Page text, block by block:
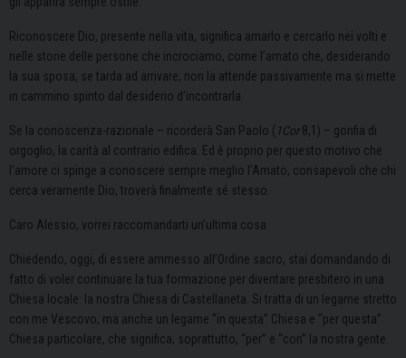
Riconoscere Dio, presente nella vita, significa amarlo e cercarlo nei volti e
nelle storie delle persone che incrociamo, come l’amato che, desiderando
la sua sposa, se tarda ad arrivare, non la attende passivamente ma si mette
in cammino spinto dal desiderio d’incontrarla.
Se la conoscenza-razionale – ricorderà San Paolo ( 1Cor8,1) – gonfia di
orgoglio, la carità al contrario edifica. Ed è proprio per questo motivo che
l’amore ci spinge a conoscere sempre meglio l’Amato, consapevoli che chi
cerca veramente Dio, troverà finalmente sé stesso.
Caro Alessio, vorrei raccomandarti un’ultima cosa.
Chiedendo, oggi, di essere ammesso all’Ordine sacro, stai domandando di
fatto di voler continuare la tua formazione per diventare presbitero in una
Chiesa locale: la nostra Chiesa di Castellaneta. Si tratta di un legame stretto
con me Vescovo, ma anche un legame “in questa” Chiesa e “per questa”
Chiesa particolare, che significa, soprattutto, “per” e “con” la nostra gente.